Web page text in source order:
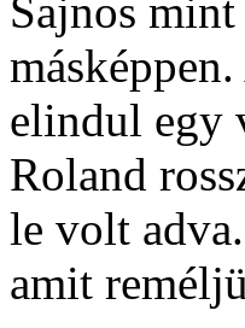
Sajnos
elindul egy
Roland
le volt
amit